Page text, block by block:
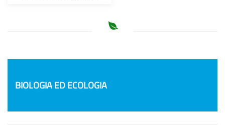
BIOLOGIA ED ECOLOGIA